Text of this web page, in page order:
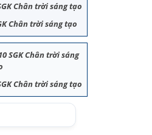
Chân trời sáng tạo
Chân trời sáng tạo
SGK Chân trời sáng
Chân trời sáng tạo